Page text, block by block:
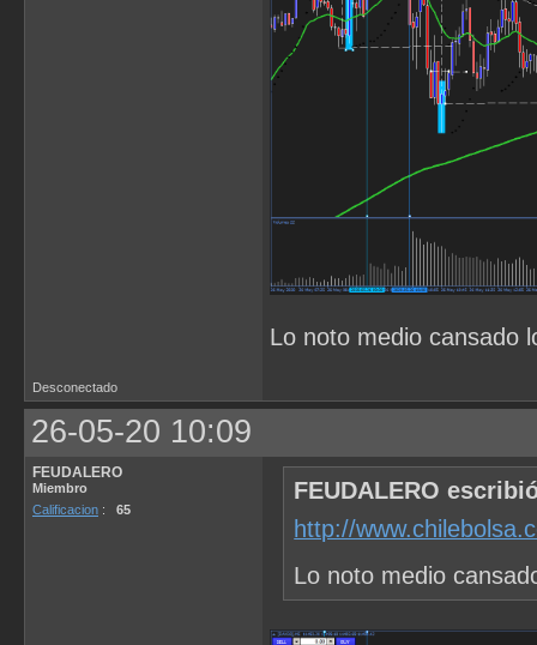
Lo noto medio cansado
Desconectado
26-05-20 10:09
FEUDALERO
Miembro
Calificacion : 65
FEUDALERO
http://
Lo noto medio